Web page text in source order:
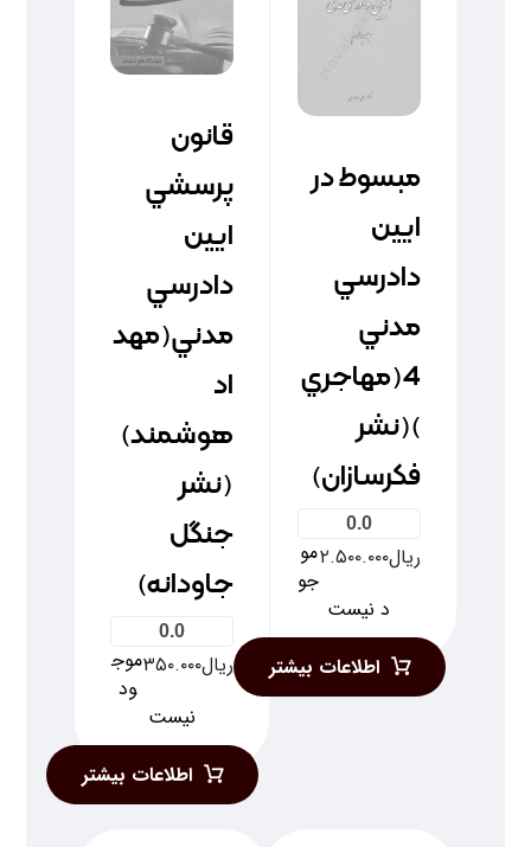
مبسوط در
ايين
دادرسي
مدني
4(مهاجري
)(نشر
فکرسازان)
0.0
ریال۲.۵۰۰.۰۰۰مو
جو
د نیست
اطلاعات بیشتر
قانون
پرسشي
ايين
دادرسي
مدني(مهد
اد
هوشمند)
(نشر
جنگل
جاودانه)
0.0
ریال۳۵۰.۰۰۰موج
ود
نیست
اطلاعات بیشتر